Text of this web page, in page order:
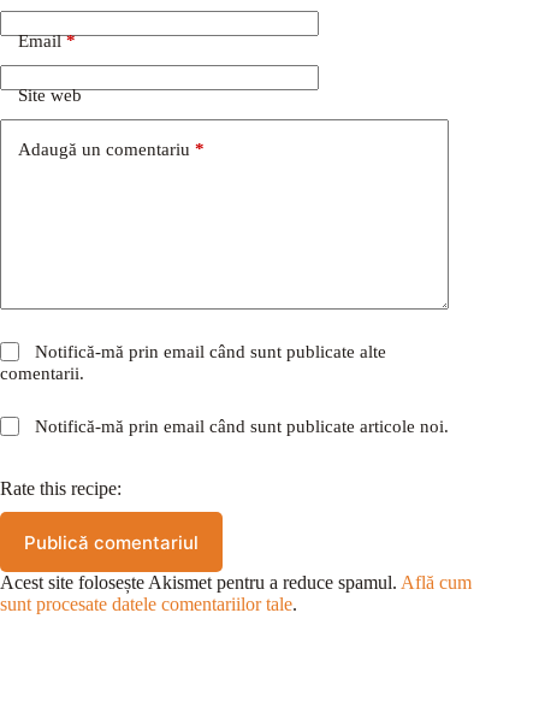
Email*
Site web
Adaugă un comentariu *
Notifică-mă prin email când sunt publicate alte
comentarii.
Notifică-mă prin email când sunt publicate articole noi.
Rate this recipe:
Publică comentariul
Acest site folosește Akismet pentru a reduce spamul. Află cum
sunt procesate datele comentariilor tale.